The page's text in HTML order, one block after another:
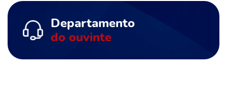
Departamento
do ouvinte